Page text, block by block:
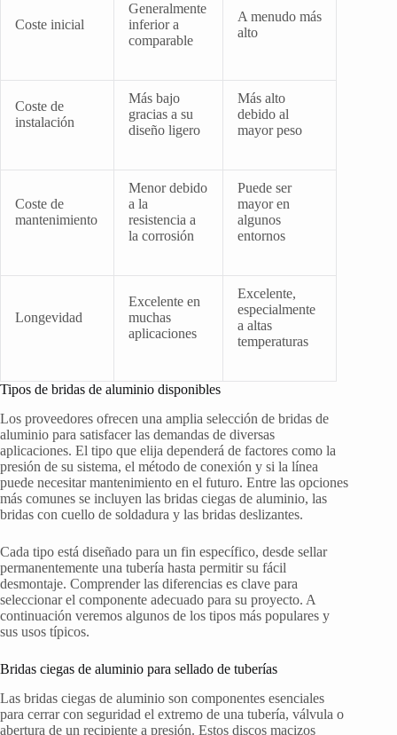
Coste inicial
Generalmente
inferior a
comparable
A menudo más
alto
Coste de
instalación
Más bajo
gracias a su
diseño ligero
Más alto
debido al
mayor peso
Coste de
mantenimiento
Menor debido
a la
resistencia a
la corrosión
Puede ser
mayor en
algunos
entornos
Longevidad
Excelente en
muchas
aplicaciones
Excelente,
especialmente
a altas
temperaturas
Tipos de bridas de aluminio disponibles
Los proveedores ofrecen una amplia selección de bridas de
aluminio para satisfacer las demandas de diversas
aplicaciones. El tipo que elija dependerá de factores como la
presión de su sistema, el método de conexión y si la línea
puede necesitar mantenimiento en el futuro. Entre las opciones
más comunes se incluyen las bridas ciegas de aluminio, las
bridas con cuello de soldadura y las bridas deslizantes.
Cada tipo está diseñado para un fin específico, desde sellar
permanentemente una tubería hasta permitir su fácil
desmontaje. Comprender las diferencias es clave para
seleccionar el componente adecuado para su proyecto. A
continuación veremos algunos de los tipos más populares y
sus usos típicos.
Bridas ciegas de aluminio para sellado de tuberías
Las bridas ciegas de aluminio son componentes esenciales
para cerrar con seguridad el extremo de una tubería, válvula o
abertura de un recipiente a presión. Estos discos macizos